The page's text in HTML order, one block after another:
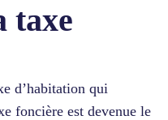
taxe
d’habitation qui
foncière est devenue le